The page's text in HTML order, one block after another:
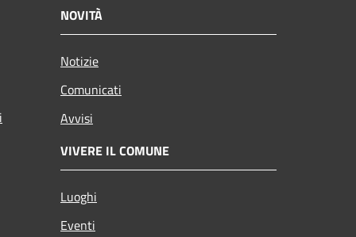
NOVITÀ
Notizie
Comunicati
Avvisi
VIVERE IL COMUNE
Luoghi
Eventi